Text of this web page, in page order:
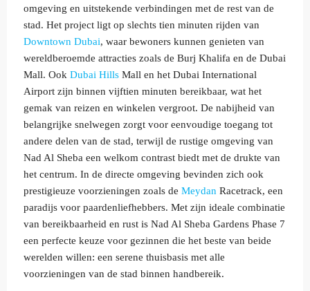
omgeving en uitstekende verbindingen met de rest van de
stad. Het project ligt op slechts tien minuten rijden van
Downtown Dubai, waar bewoners kunnen genieten van
wereldberoemde attracties zoals de Burj Khalifa en de Dubai
Mall. Ook Dubai Hills Mall en het Dubai International
Airport zijn binnen vijftien minuten bereikbaar, wat het
gemak van reizen en winkelen vergroot. De nabijheid van
belangrijke snelwegen zorgt voor eenvoudige toegang tot
andere delen van de stad, terwijl de rustige omgeving van
Nad Al Sheba een welkom contrast biedt met de drukte van
het centrum. In de directe omgeving bevinden zich ook
prestigieuze voorzieningen zoals de Meydan Racetrack, een
paradijs voor paardenliefhebbers. Met zijn ideale combinatie
van bereikbaarheid en rust is Nad Al Sheba Gardens Phase 7
een perfecte keuze voor gezinnen die het beste van beide
werelden willen: een serene thuisbasis met alle
voorzieningen van de stad binnen handbereik.